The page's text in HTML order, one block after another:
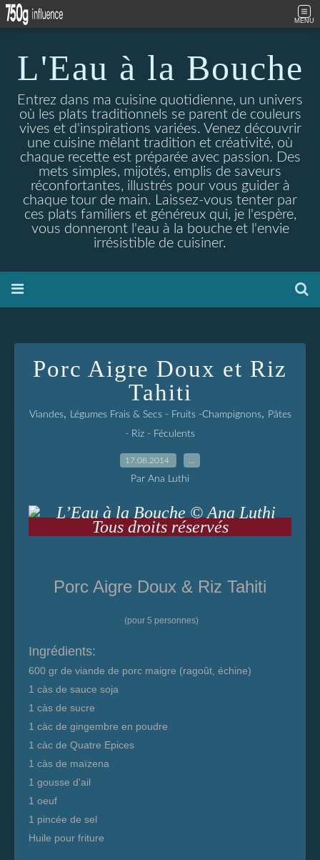
MENU
L'Eau à la Bouche
Entrez dans ma cuisine quotidienne, un univers
où les plats traditionnels se parent de couleurs
vives et d'inspirations variées. Venez découvrir
une cuisine mêlant tradition et créativité, où
chaque recette est préparée avec passion. Des
mets simples, mijotés, emplis de saveurs
réconfortantes, illustrés pour vous guider à
chaque tour de main. Laissez-vous tenter par
ces plats familiers et généreux qui, je l'espère,
vous donneront l'eau à la bouche et l'envie
irrésistible de cuisiner.
Porc Aigre Doux et Riz
Tahiti
Viandes, Légumes Frais & Secs - Fruits -Champignons, Pâtes
- Riz - Féculents
17.08.2014
Par Ana Luthi
Porc Aigre Doux & Riz Tahiti
(pour 5 personnes)
Ingrédients:
600 gr de viande de porc maigre (ragoût, échine)
1 càs de sauce soja
1 càs de sucre
1 càc de gingembre en poudre
1 càc de Quatre Epices
1 càs de maïzena
1 gousse d'ail
1 oeuf
1 pincée de sel
Huile pour friture